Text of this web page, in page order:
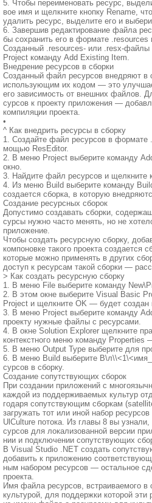
5. Чтобы переименовать ресурс,
вое имя и щелкните кнопку Rename,
удалить ресурс, выделите его и
6. Завершив редактирование файла
бы сохранить его в формате .resources
Созданный .resources- или .resx-
Project команду Add Existing Item.
Внедрение ресурсов в сборки
Созданный файл ресурсов внедряют в
использующим их кодом — это
его зависимость от внешних файлов.
сурсов к проекту приложения —
компиляции проекта.
•
^ Как внедрить ресурсы в сборку
1. Создайте файл ресурсов в формате
мощью ResEditor.
2. В меню Project выберите команду
окно.
3. Найдите файл ресурсов и щелкните
4. Из меню Build выберите команду
создается сборка, в которую
Создание ресурсных сборок
Допустимо создавать сборки,
сурсы нужно часто менять, но не
приложение.
Чтобы создать ресурсную сборку,
компоновке такого проекта
которые можно применять в других
доступ к ресурсам такой сборки —
> Как создать ресурсную сборку
1. В меню File выберите команду
2. В этом окне выберите Visual Basic
Project и щелкните OK — будет создан
3. В меню Project выберите команду
проекту нужные файлы с ресурсами.
4. В окне Solution Explorer щелкните
контекстного меню команду Properties
5. В меню Output Type выберите для
6. В меню Build выберите
сурсов в сборку.
Создание сопутствующих сборок
При создании приложений с
каждой из поддерживаемых культур
годаря сопутствующим сборкам
загружать тот или иной набор
UlCulture потока. Из главы 8 вы
сурсов для локализованной версии
нии и подключении сопутствующих
В Visual Studio .NET создать
добавить к приложению
ным набором ресурсов — остальное
проекта.
Имя файла ресурсов, встраиваемого
культурой, для поддержки которой